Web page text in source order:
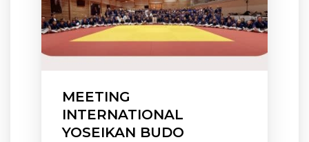
MEETING
INTERNATIONAL
YOSEIKAN BUDO